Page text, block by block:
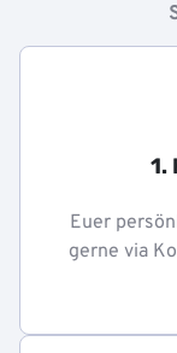
1.
Euer
gerne via